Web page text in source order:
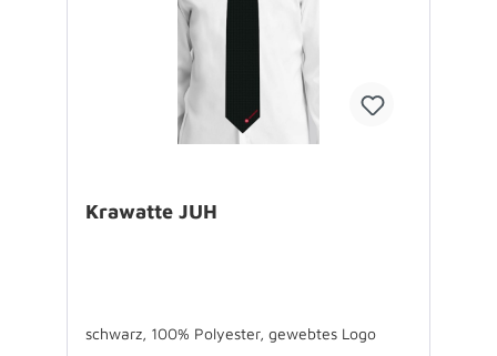
Krawatte JUH
schwarz, 100% Polyester, gewebtes Logo